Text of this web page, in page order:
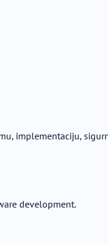
implementaciju,
development.